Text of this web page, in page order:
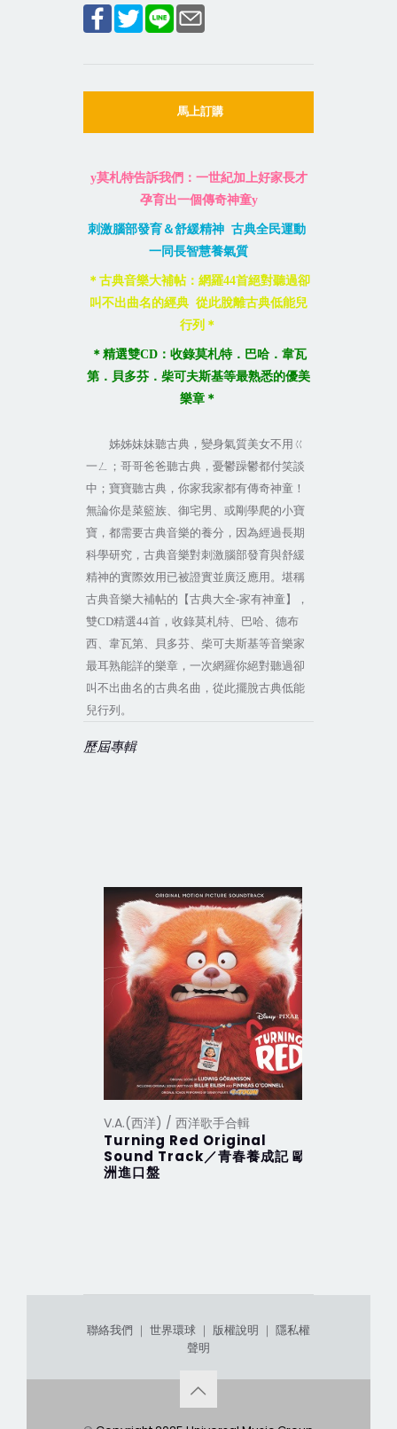
馬上訂購
y莫札特告訴我們：一世紀加上好家長才
孕育出一個傳奇神童y
刺激腦部發育＆舒緩精神 古典全民運動
一同長智慧養氣質
＊古典音樂大補帖：網羅44首絕對聽過卻
叫不出曲名的經典 從此脫離古典低能兒
行列＊
＊精選雙CD ： 收錄莫札特．巴哈．韋瓦
第．貝多芬．柴可夫斯基等最熟悉的優美
樂章＊
姊姊妹妹聽古典，變身氣質美女不用ㄍ
一ㄥ；哥哥爸爸聽古典，憂鬱躁鬱都付笑談
中；寶寶聽古典，你家我家都有傳奇神童！
無論你是菜籃族、御宅男、或剛學爬的小寶
寶，都需要古典音樂的養分，因為經過長期
科學研究，古典音樂對刺激腦部發育與舒緩
精神的實際效用已被證實並廣泛應用。堪稱
古典音樂大補帖的【古典大全-家有神童】，
雙CD精選44首，收錄莫札特、巴哈、德布
西、韋瓦第、貝多芬、柴可夫斯基等音樂家
最耳熟能詳的樂章，一次網羅你絕對聽過卻
叫不出曲名的古典名曲，從此擺脫古典低能
兒行列。
歷屆專輯
V.A.(西洋) / 西洋歌手合輯
Turning Red Original
Sound Track／青春養成記 歐
洲進口盤
聯絡我們 ｜ 世界環球 ｜ 版權說明 ｜ 隱私權
聲明